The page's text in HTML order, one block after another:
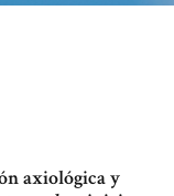
axiológica y